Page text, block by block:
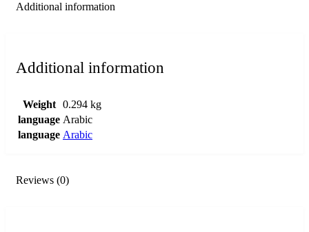
Additional information
Additional information
Weight
0.294 kg
language Arabic
language Arabic
Reviews (0)